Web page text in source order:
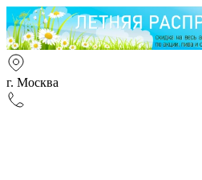
г. Москва